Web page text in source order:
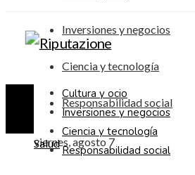
Inversiones y negocios
Ciencia y tecnología
Responsabilidad social
viernes, agosto 7
Cultura y ocio
Inversiones y negocios
Ciencia y tecnología
Responsabilidad social
Salud